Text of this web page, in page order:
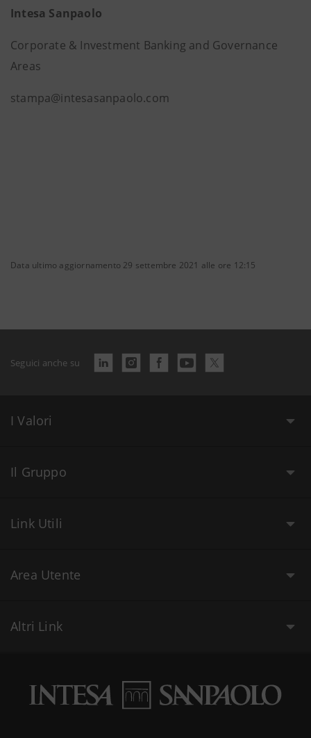
Intesa Sanpaolo
Corporate & Investment Banking and Governance
Areas
stampa@intesasanpaolo.com
Data ultimo aggiornamento 29 settembre 2021 alle ore 12:15
Seguici anche su
I Valori
Il Gruppo
Link Utili
Area Utente
Altri Link